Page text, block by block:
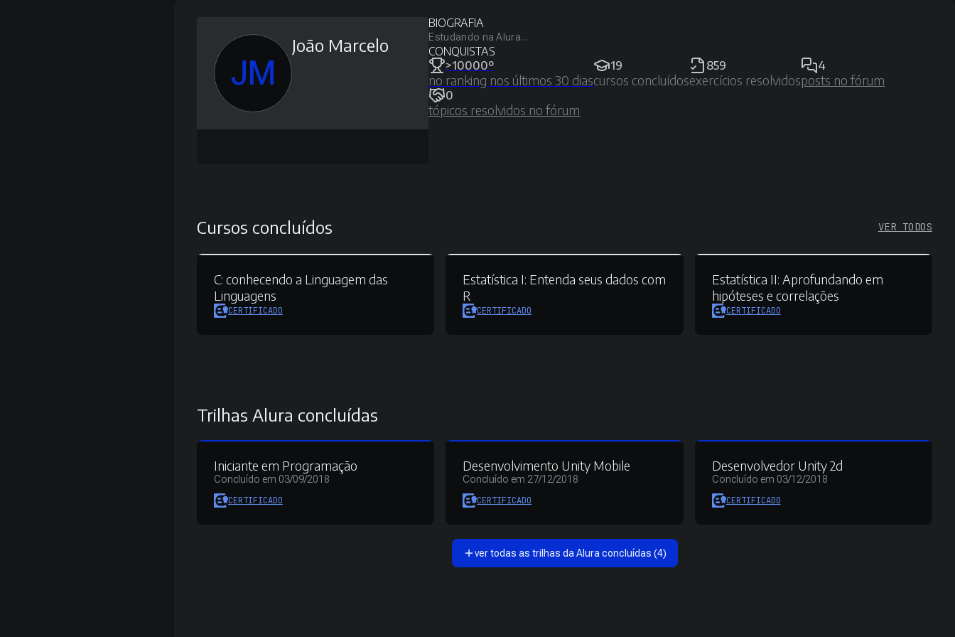
JM
João Marcelo
BIOGRAFIA
Estudando na Alura...
CONQUISTAS
>10000º
no ranking nos últimos 30 dias
19
cursos concluídos
859
exercícios resolvidos
4
posts no fórum
0
tópicos resolvidos no fórum
Cursos concluídos VER TODOS
C: conhecendo a Linguagem das
Linguagens
CERTIFICADO
Estatística I: Entenda seus dados com
R
CERTIFICADO
Estatística II: Aprofundando em
hipóteses e correlações
CERTIFICADO
Trilhas Alura concluídas
Iniciante em Programação
Concluído em 03/09/2018
CERTIFICADO
Desenvolvimento Unity Mobile
Concluído em 27/12/2018
CERTIFICADO
Desenvolvedor Unity 2d
Concluído em 03/12/2018
CERTIFICADO
ver todas as trilhas da Alura concluídas (4)